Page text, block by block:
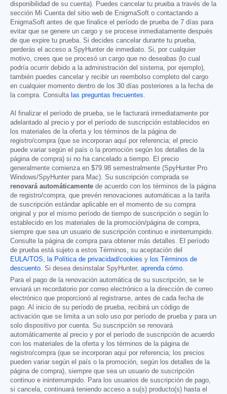
disponibilidad de su cuenta). Puedes cancelar tu prueba a través de la
sección Mi Cuenta del sitio web de EnigmaSoft o contactando a
EnigmaSoft antes de que finalice el período de prueba de 7 días para
evitar que se genere un cargo y se procese inmediatamente después
de que expire tu prueba. Si decides cancelar durante tu prueba,
perderás el acceso a SpyHunter de inmediato. Si, por cualquier
motivo, crees que se procesó un cargo que no deseabas (lo cual
podría ocurrir debido a la administración del sistema, por ejemplo),
también puedes cancelar y recibir un reembolso completo del cargo
en cualquier momento dentro de los 30 días posteriores a la fecha de
la compra. Consulta las preguntas frecuentes.
Al finalizar el período de prueba, se le facturará inmediatamente por
adelantado al precio y por el período de suscripción establecidos en
los materiales de la oferta y los términos de la página de
registro/compra (que se incorporan aquí por referencia; el precio
puede variar según el país o la promoción según los detalles de la
página de compra) si no ha cancelado a tiempo. El precio
generalmente comienza en $79.98 semestralmente (SpyHunter Pro
Windows/SpyHunter para Mac). Su suscripción comprada se
renovará automáticamente de acuerdo con los términos de la página
de registro/compra, que prevén renovaciones automáticas a la tarifa
de suscripción estándar aplicable en el momento de su compra
original y por el mismo período de tiempo de suscripción o según lo
establecido en los materiales de la promoción/página de compra,
siempre que sea un usuario de suscripción continuo e ininterrumpido.
Consulte la página de compra para obtener más detalles. El período
de prueba está sujeto a estos Términos, su aceptación del
EULA/TOS, la Política de privacidad/cookies y los Términos de
descuento. Si desea desinstalar SpyHunter, aprenda cómo.
Para el pago de la renovación automática de su suscripción, se le
enviará un recordatorio por correo electrónico a la dirección de correo
electrónico que proporcionó al registrarse, antes de cada fecha de
pago. Al inicio de su período de prueba, recibirá un código de
activación que se limita a un solo uso por período de prueba y para un
solo dispositivo por cuenta. Su suscripción se renovará
automáticamente al precio y por el período de suscripción de acuerdo
con los materiales de la oferta y los términos de la página de
registro/compra (que se incorporan aquí por referencia; los precios
pueden variar según el país o la promoción, según los detalles de la
página de compra), siempre que sea un usuario de suscripción
continuo e ininterrumpido. Para los usuarios de suscripción de pago,
si cancela, continuará teniendo acceso a su(s) producto(s) hasta el